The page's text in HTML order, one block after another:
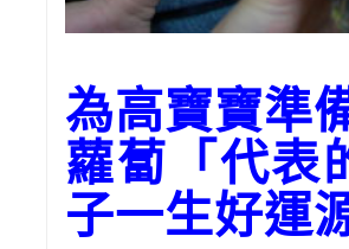
為高寶寶準
蘿蔔「代表
子一生好運